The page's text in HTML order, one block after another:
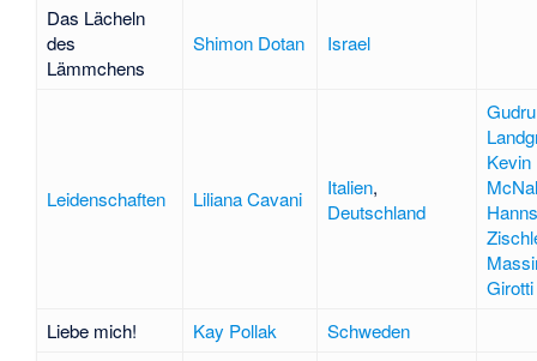
Das Lächeln
des
Lämmchens
Shimon Dotan Israel
Leidenschaften Liliana Cavani Italien,
Deutschland
Kevin
Hanns
Girotti
Liebe mich!
Kay Pollak Schweden